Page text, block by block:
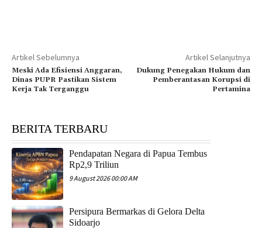
Artikel Sebelumnya
Meski Ada Efisiensi Anggaran,
Dinas PUPR Pastikan Sistem
Kerja Tak Terganggu
Artikel Selanjutnya
Dukung Penegakan Hukum dan
Pemberantasan Korupsi di
Pertamina
BERITA TERBARU
Pendapatan Negara di Papua Tembus
Rp2,9 Triliun
9 August 2026 00:00 AM
Persipura Bermarkas di Gelora Delta
Sidoarjo